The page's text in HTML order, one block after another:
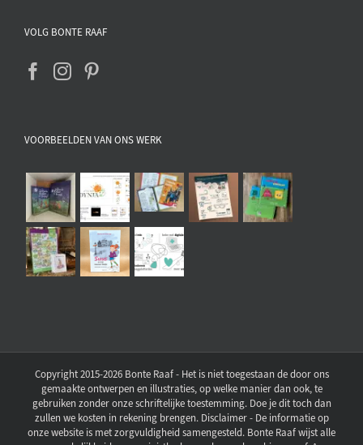
VOLG BONTE RAAF
VOORBEELDEN VAN ONS WERK
Copyright 2015-2026 Bonte Raaf - Het is niet toegestaan de door ons
gemaakte ontwerpen en illustraties, op welke manier dan ook, te
gebruiken zonder onze schriftelijke toestemming. Doe je dit toch dan
zullen we kosten in rekening brengen. Disclaimer - De informatie op
onze website is met zorgvuldigheid samengesteld. Bonte Raaf wijst alle